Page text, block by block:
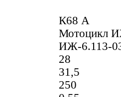
К68 А
Мотоцикл
ИЖ-6.113-
28
31,5
250